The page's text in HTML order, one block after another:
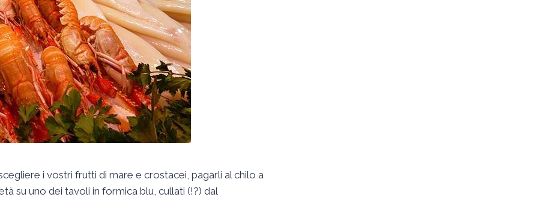
i vostri frutti di mare e crostacei, pagarli al chilo a
su uno dei tavoli in formica blu, cullati (!?) dal